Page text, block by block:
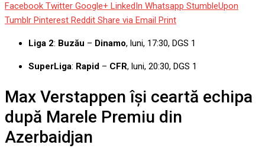
Facebook Twitter Google+ LinkedIn Whatsapp StumbleUpon
Tumblr Pinterest Reddit Share via Email Print
Liga 2: Buzău – Dinamo, luni, 17:30, DGS 1
SuperLiga: Rapid – CFR, luni, 20:30, DGS 1
Max Verstappen își ceartă echipa
după Marele Premiu din
Azerbaidjan